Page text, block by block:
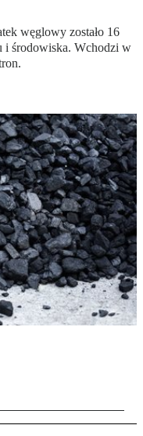
węglowy zostało 16
i środowiska. Wchodzi w